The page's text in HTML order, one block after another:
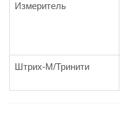
Измеритель
Штрих-М/Тринити